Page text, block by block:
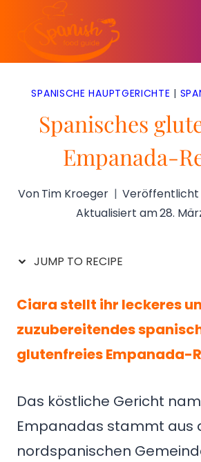
springen
SPANISCHE HAUPTGERICHTE |
Spanisches
Empanada-
VonTim Kroeger
Aktualisiert am28.
JUMP TO RECIPE
Ciara stellt ihr leckeres
zuzubereitendes
glutenfreies Empanada-
Das köstliche Gericht
Empanadas stammt aus
nordspanischen